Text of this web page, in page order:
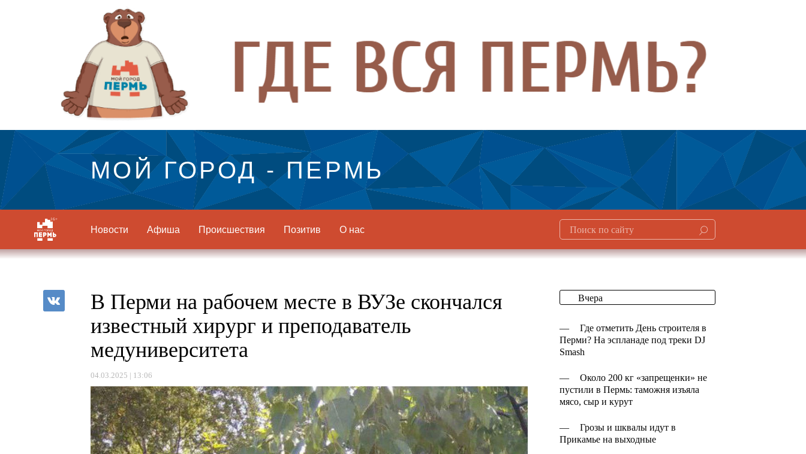
МОЙ ГОРОД - ПЕРМЬ
Новости Афиша Происшествия Позитив О нас
В Перми на рабочем месте в ВУЗе скончался
известный хирург и преподаватель
медуниверситета
04.03.2025 | 13:06
Вчера
—
Где отметить День строителя в
Перми? На эспланаде под треки DJ
Smash
—
Около 200 кг «запрещенки» не
пустили в Пермь: таможня изъяла
мясо, сыр и курут
—
Грозы и шквалы идут в
Прикамье на выходные